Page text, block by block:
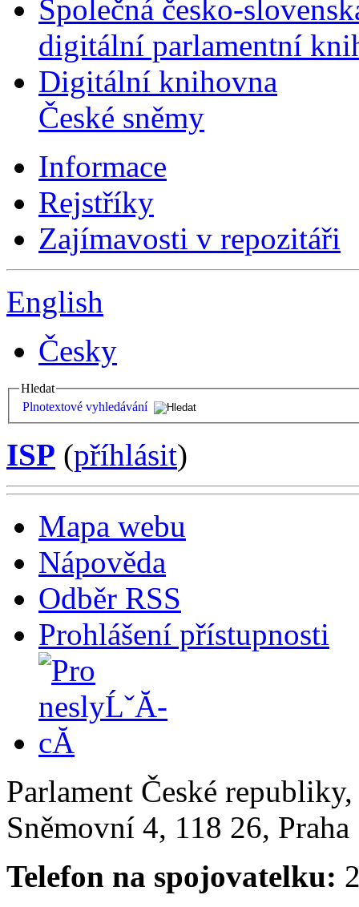
Společná česko-
digitální parlamentní
Digitální knihovna
České sněmy
Informace
Rejstříky
Zajímavosti v repozitáři
English
Česky
Hledat
Plnotextové vyhledávání
ISP (příhlásit)
Mapa webu
Nápověda
Odběr RSS
Prohlášení přístupnosti
Parlament České
Sněmovní 4, 118 26,
Telefon na spojovatelku: